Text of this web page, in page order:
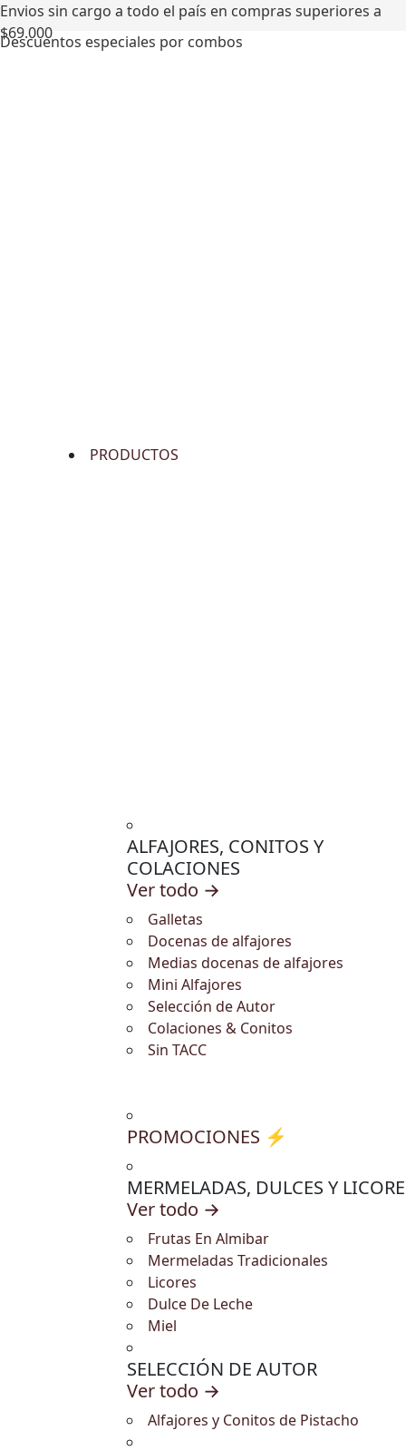
Envios sin cargo a todo el país en compras superiores a
$69.000
Descuentos especiales por combos
PRODUCTOS
ALFAJORES, CONITOS Y
COLACIONES
Ver todo →
Galletas
Docenas de alfajores
Medias docenas de alfajores
Mini Alfajores
Selección de Autor
Colaciones & Conitos
Sin TACC
PROMOCIONES ⚡
MERMELADAS, DULCES Y
Ver todo →
Frutas En Almibar
Mermeladas Tradicionales
Licores
Dulce De Leche
Miel
SELECCIÓN DE AUTOR
Ver todo →
Alfajores y Conitos de Pistacho